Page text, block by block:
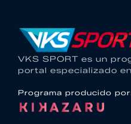
VKS SPORT es un
portal especializado
Programa producido